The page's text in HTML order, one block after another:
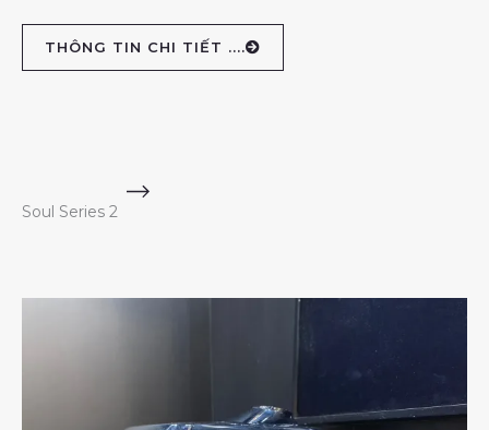
THÔNG TIN CHI TIẾT ....
Soul Series 2